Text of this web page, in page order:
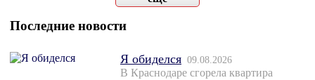
Последние новости
Я обиделся 09.08.2026
В Краснодаре сгорела квартира